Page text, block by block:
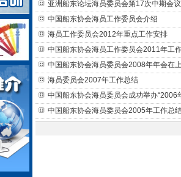
亚洲船东论坛海员委员会第17次中期会
中国船东协会海员工作委员会介绍
海员工作委员会2012年重点工作安排
中国船东协会海员工作委员会2011年工
中国船东协会海员委员会2008年年会在
海员委员会2007年工作总结
中国船东协会海员委员会成功举办“2006
中国船东协会海员委员会2005年工作总